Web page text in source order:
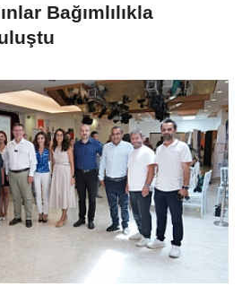
Bağımlılıkla